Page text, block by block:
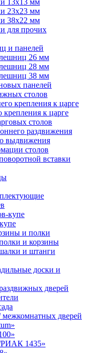
23х23 мм
38х22 мм
для прочих
и панелей
26 мм
28 мм
38 мм
панелей
столов
крепления к царге
к царге
столов
раздвижения
выдвижения
столов
вставки
купе
и полки
и корзины
и штанги
доски и
дверей
дверей
РИАК 1435»